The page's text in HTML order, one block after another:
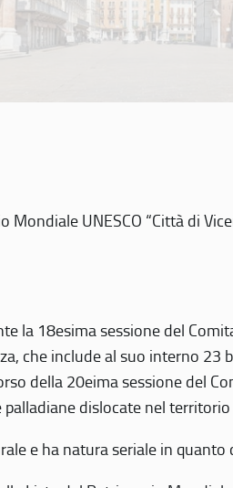
Mondiale UNESCO “Città di
la 18esima sessione del
che include al suo interno 23
della 20eima sessione del
dislocate nel territorio
e ha natura seriale in